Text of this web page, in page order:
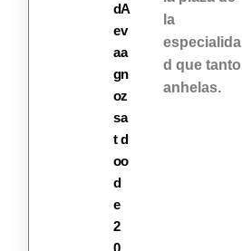
d
e
a
g
o
s
t
o
d
e
2
0
A
v
a
n
z
a
d
o
la
especialida
d que tanto
anhelas.